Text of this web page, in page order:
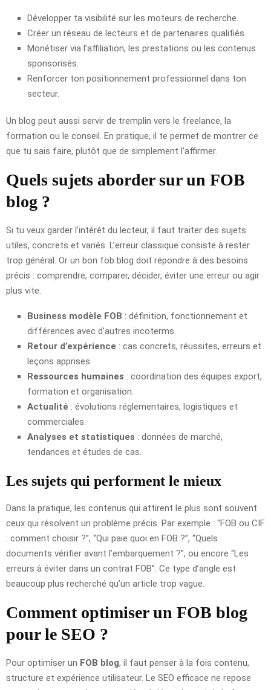
Développer ta visibilité sur les moteurs de recherche.
Créer un réseau de lecteurs et de partenaires qualifiés.
Monétiser via l’affiliation, les prestations ou les contenus
sponsorisés.
Renforcer ton positionnement professionnel dans ton
secteur.
Un blog peut aussi servir de tremplin vers le freelance, la
formation ou le conseil. En pratique, il te permet de montrer ce
que tu sais faire, plutôt que de simplement l’affirmer.
Quels sujets aborder sur un FOB
blog ?
Si tu veux garder l’intérêt du lecteur, il faut traiter des sujets
utiles, concrets et variés. L’erreur classique consiste à rester
trop général. Or un bon fob blog doit répondre à des besoins
précis : comprendre, comparer, décider, éviter une erreur ou agir
plus vite.
Business modèle FOB : définition, fonctionnement et
différences avec d’autres incoterms.
Retour d’expérience : cas concrets, réussites, erreurs et
leçons apprises.
Ressources humaines : coordination des équipes export,
formation et organisation.
Actualité : évolutions réglementaires, logistiques et
commerciales.
Analyses et statistiques : données de marché,
tendances et études de cas.
Les sujets qui performent le mieux
Dans la pratique, les contenus qui attirent le plus sont souvent
ceux qui résolvent un problème précis. Par exemple : “FOB ou CIF
: comment choisir ?”, “Qui paie quoi en FOB ?”, “Quels
documents vérifier avant l’embarquement ?”, ou encore “Les
erreurs à éviter dans un contrat FOB”. Ce type d’angle est
beaucoup plus recherché qu’un article trop vague.
Comment optimiser un FOB blog
pour le SEO ?
Pour optimiser un FOB blog, il faut penser à la fois contenu,
structure et expérience utilisateur. Le SEO efficace ne repose